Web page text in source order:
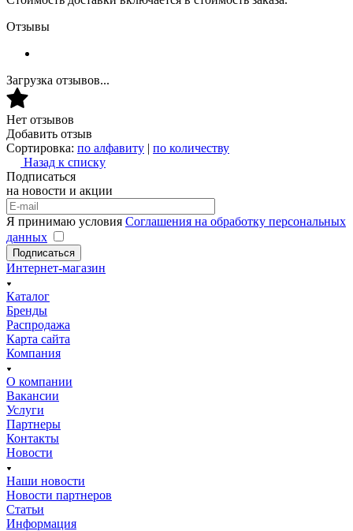
Отзывы
Загрузка отзывов...
Нет отзывов
Добавить отзыв
Сортировка: по алфавиту | по количеству
Назад к списку
Подписаться
на новости и акции
Я принимаю условия Соглашения на обработку персональных
данных
Подписаться
Интернет-магазин
Каталог
Бренды
Распродажа
Карта сайта
Компания
О компании
Вакансии
Услуги
Партнеры
Контакты
Новости
Наши новости
Новости партнеров
Статьи
Информация